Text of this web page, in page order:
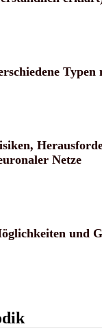
Netze
und